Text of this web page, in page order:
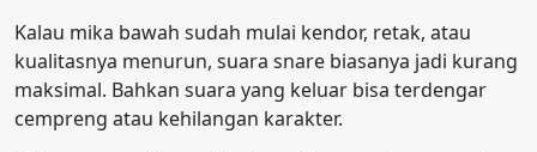
Kalau mika bawah sudah mulai kendor, retak, atau
kualitasnya menurun, suara snare biasanya jadi kurang
maksimal. Bahkan suara yang keluar bisa terdengar
cempreng atau kehilangan karakter.